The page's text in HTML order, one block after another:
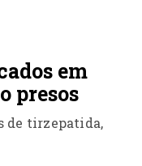
em
presos
de tirzepatida,